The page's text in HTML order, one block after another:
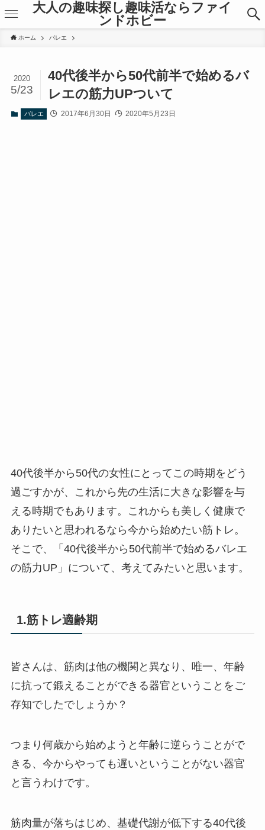
大人の趣味探し趣味活ならファイ
ンドホビー
ホーム バレエ
40代後半から50代前半で始めるバ
レエの筋力UPついて
2020
5/23
バレエ 2017年6月30日 2020年5月23日
40代後半から50代の女性にとってこの時期をどう
過ごすかが、これから先の生活に大きな影響を与
える時期でもあります。これからも美しく健康で
ありたいと思われるなら今から始めたい筋トレ。
そこで、「40代後半から50代前半で始めるバレエ
の筋力UP」について、考えてみたいと思います。
1.筋トレ適齢期
皆さんは、筋肉は他の機関と異なり、唯一、年齢
に抗って鍛えることができる器官ということをご
存知でしたでしょうか？
つまり何歳から始めようと年齢に逆らうことがで
きる、今からやっても遅いということがない器官
と言うわけです。
筋肉量が落ちはじめ、基礎代謝が低下する40代後